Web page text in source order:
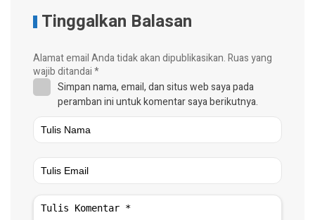
Tinggalkan Balasan
Alamat email Anda tidak akan dipublikasikan.Ruas yang
wajib ditandai*
Simpan nama, email, dan situs web saya pada
peramban ini untuk komentar saya berikutnya.